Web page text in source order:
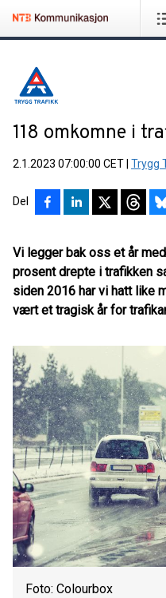
118 omkomne i
2.1.2023 07:00:00 CET Trygg
Del
Vi legger bak oss et år
prosent drepte i trafikken
siden 2016 har vi hatt like
vært et tragisk år for
Foto: Colourbox